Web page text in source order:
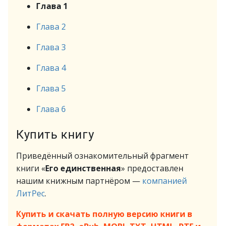
Глава 1
Глава 2
Глава 3
Глава 4
Глава 5
Глава 6
Купить книгу
Приведённый ознакомительный фрагмент
книги «Его единственная» предоставлен
нашим книжным партнёром — компанией
ЛитРес.
Купить и скачать полную версию книги в